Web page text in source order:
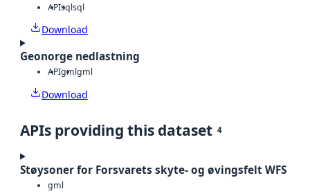
APIsqlsql
Download
Geonorge nedlastning
APIgmlgml
Download
APIs providing this dataset 4
Støysoner for Forsvarets skyte- og øvingsfelt WFS
gml